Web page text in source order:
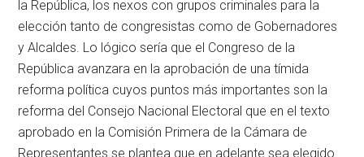
la República, los nexos con grupos criminales para la
elección tanto de congresistas como de Gobernadores
y Alcaldes. Lo lógico sería que el Congreso de la
República avanzara en la aprobación de una tímida
reforma política cuyos puntos más importantes son la
reforma del Consejo Nacional Electoral que en el texto
aprobado en la Comisión Primera de la Cámara de
Representantes se plantea que en adelante sea elegido